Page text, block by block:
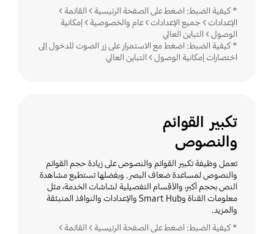
* كيفية الضبط: اضغط على الصفحة الرئيسية > القائمة >
الإعدادات > جميع الإعدادات > عام والخصوصية > إمكانية
الوصول > التباين العالي
* كيفية الضبط: اضغط مع الاستمرار على زر الصوت للدخول إلى
اختصارات إمكانية الوصول > التباين العالي
تكبير القوائم
والنصوص
تعمل وظيفة تكبير القوائم والنصوص على زيادة حجم القوائم
والنصوص لمساعدة ضعاف البصر. وبفضلها تستطيع مشاهدة
النص بحجم أكبر، والأقسام التفصيلية لشاشات الخدمة، مثل
معلومات القناة وSmart Hub والإعدادات والنوافذ المنبثقة
والمزيد.
* كيفية الضبط: اضغط على الصفحة الرئيسية > القائمة >